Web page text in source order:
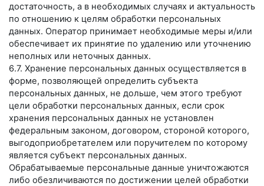
достаточность, а в необходимых случаях и актуальность
по отношению к целям обработки персональных
данных. Оператор принимает необходимые меры и/или
обеспечивает их принятие по удалению или уточнению
неполных или неточных данных.
6.7. Хранение персональных данных осуществляется в
форме, позволяющей определить субъекта
персональных данных, не дольше, чем этого требуют
цели обработки персональных данных, если срок
хранения персональных данных не установлен
федеральным законом, договором, стороной которого,
выгодоприобретателем или поручителем по которому
является субъект персональных данных.
Обрабатываемые персональные данные уничтожаются
либо обезличиваются по достижении целей обработки